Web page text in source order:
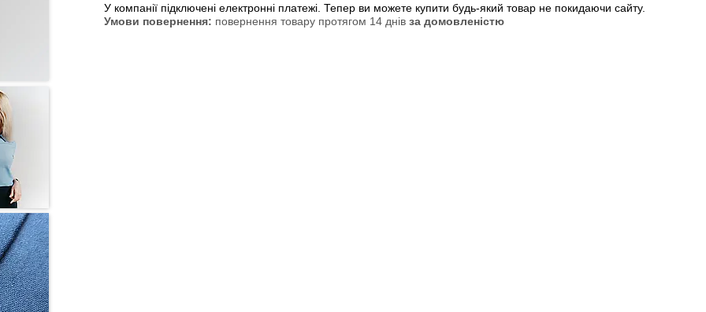
У компанії підключені електронні платежі. Тепер ви можете купити будь-який товар не покидаючи сайту.
повернення товару протягом 14 днів за домовленістю